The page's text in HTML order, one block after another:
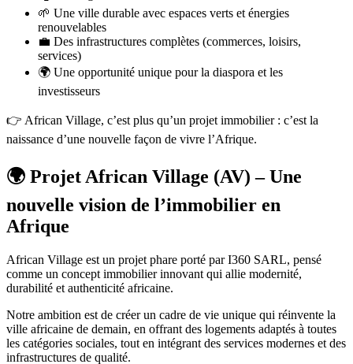
🌱 Une ville durable avec espaces verts et énergies
renouvelables
💼 Des infrastructures complètes (commerces, loisirs,
services)
🌍 Une opportunité unique pour la diaspora et les
investisseurs
👉 African Village, c’est plus qu’un projet immobilier : c’est la
naissance d’une nouvelle façon de vivre l’Afrique.
🌍 Projet African Village (AV) – Une
nouvelle vision de l’immobilier en
Afrique
African Village est un projet phare porté par I360 SARL, pensé
comme un concept immobilier innovant qui allie modernité,
durabilité et authenticité africaine.
Notre ambition est de créer un cadre de vie unique qui réinvente la
ville africaine de demain, en offrant des logements adaptés à toutes
les catégories sociales, tout en intégrant des services modernes et des
infrastructures de qualité.